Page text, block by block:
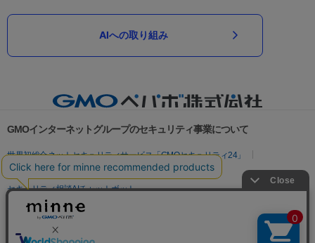
AIへの取り組み
GMOインターネットグループのセキュリティ事業について
世界初総合ネットセキュリティサービス「GMOセキュリティ24」
パスワード漏洩診断
Webサイトリスク診断
セキュリティ相談AIチャットボット
実在証明・盗聴対策